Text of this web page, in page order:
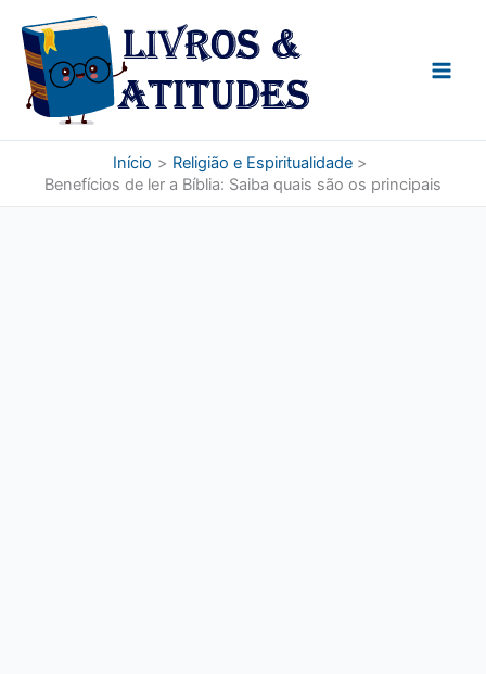
para
conteúdo
Início
Religião e Espiritualidade
Benefícios de ler a Bíblia: Saiba quais são os principais